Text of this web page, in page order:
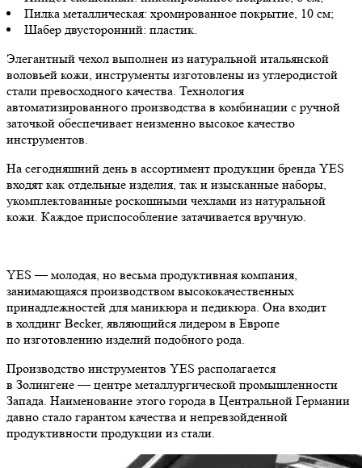
Пилка металлическая: хромированное покрытие, 10 см;
Шабер двусторонний: пластик.
Элегантный чехол выполнен из натуральной итальянской
воловьей кожи, инструменты изготовлены из углеродистой
стали превосходного качества. Технология
автоматизированного производства в комбинации с ручной
заточкой обеспечивает неизменно высокое качество
инструментов.
На сегодняшний день в ассортимент продукции бренда YES
входят как отдельные изделия, так и изысканные наборы,
укомплектованные роскошными чехлами из натуральной
кожи. Каждое приспособление затачивается вручную.
YES — молодая, но весьма продуктивная компания,
занимающаяся производством высококачественных
принадлежностей для маникюра и педикюра. Она входит
в холдинг Becker, являющийся лидером в Европе
по изготовлению изделий подобного рода.
Производство инструментов YES располагается
в Золингене — центре металлургической промышленности
Запада. Наименование этого города в Центральной Германии
давно стало гарантом качества и непревзойденной
продуктивности продукции из стали.